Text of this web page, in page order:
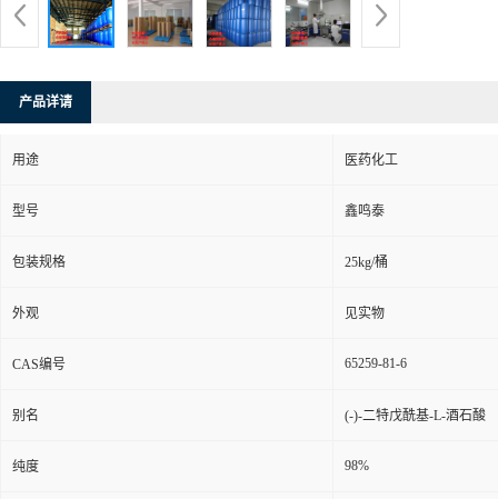
产品详请
用途 医药化工
型号 鑫鸣泰
包装规格 25kg/桶
外观 见实物
CAS编号 65259-81-6
别名 (-)-二特戊酰基-L-酒石酸
纯度 98%